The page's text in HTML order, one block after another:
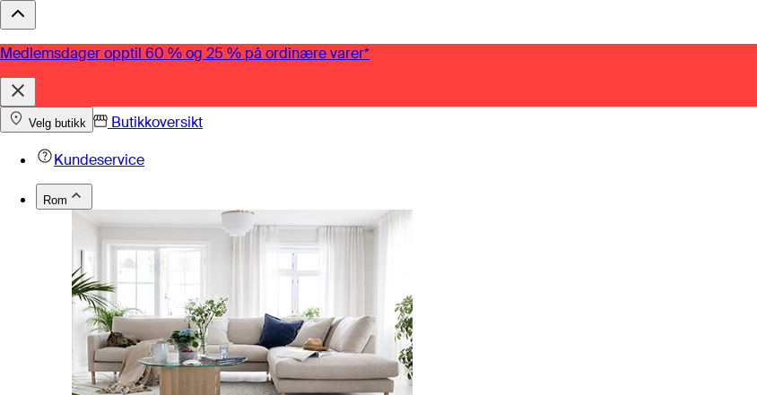
Medlemsdager opptil 60 % og 25 % på ordinære varer*
Velg butikk
Butikkoversikt
Kundeservice
Rom